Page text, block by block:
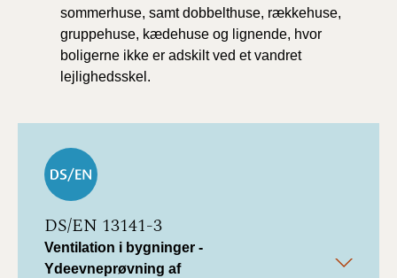
sommerhuse, samt dobbelthuse, rækkehuse,
gruppehuse, kædehuse og lignende, hvor
boligerne ikke er adskilt ved et vandret
lejlighedsskel.
DS/EN 13141-3
Ventilation i bygninger -
Ydeevneprøvning af